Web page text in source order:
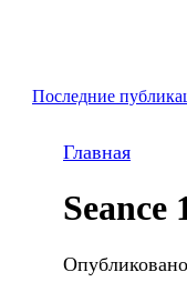
Последние
Главная
Seance